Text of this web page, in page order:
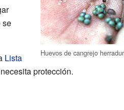
Huevos de cangrejo
se
Lista
protección.